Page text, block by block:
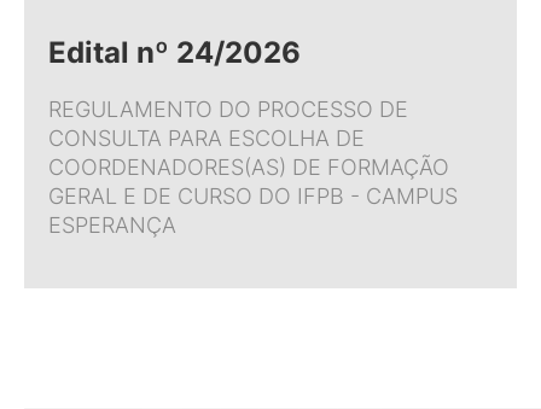
Edital nº 24/2026
REGULAMENTO DO PROCESSO DE
CONSULTA PARA ESCOLHA DE
COORDENADORES(AS) DE FORMAÇÃO
GERAL E DE CURSO DO IFPB - CAMPUS
ESPERANÇA